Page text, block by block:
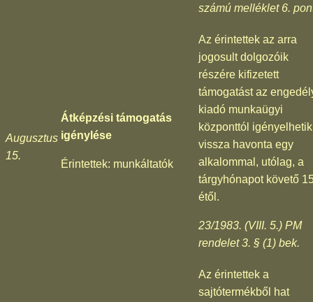
számú melléklet 6.
Augusztus
15.
Átképzési támogatás
igénylése
Érintettek: munkáltatók
Az érintettek az arra
jogosult dolgozóik
részére kifizetett
támogatást az
kiadó munkaügyi
központtól igényelhetik
vissza havonta egy
alkalommal, utólag, a
tárgyhónapot követő
étől.
23/1983. (VIII. 5.) PM
rendelet 3. § (1) bek.
Az érintettek a
sajtótermékből hat